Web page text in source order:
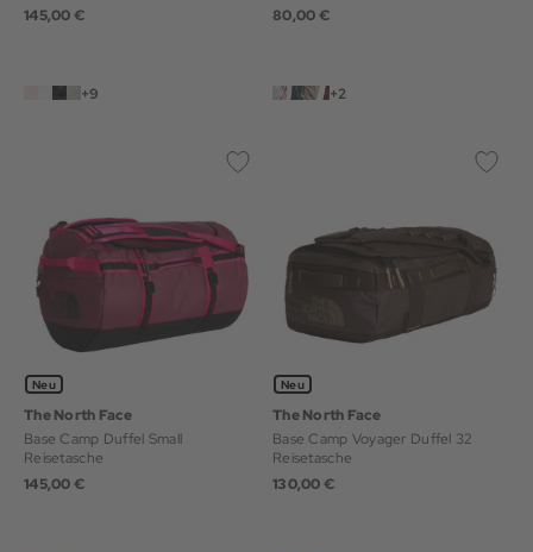
145,00 €
+9
80,00 €
+2
Neu
The North Face
Base Camp Duffel Small
Reisetasche
145,00 €
Neu
The North Face
Base Camp Voyager Duffel 32
Reisetasche
130,00 €